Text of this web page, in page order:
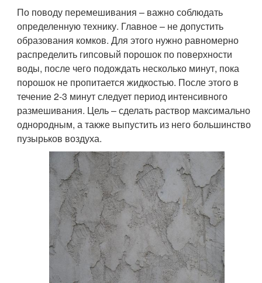
По поводу перемешивания – важно соблюдать
определенную технику. Главное – не допустить
образования комков. Для этого нужно равномерно
распределить гипсовый порошок по поверхности
воды, после чего подождать несколько минут, пока
порошок не пропитается жидкостью. После этого в
течение 2-3 минут следует период интенсивного
размешивания. Цель – сделать раствор максимально
однородным, а также выпустить из него большинство
пузырьков воздуха.